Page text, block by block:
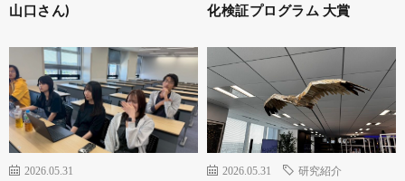
山口さん)
化検証プログラム 大賞
2026.05.31 2026.05.31 研究紹介